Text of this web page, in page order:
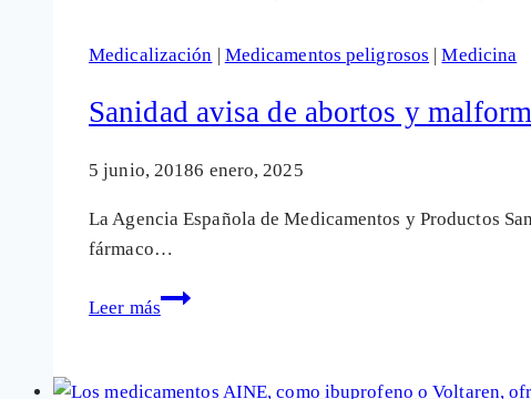
igual
eficaces
que
altas
nos
ahorramos
Medicalización | Medicamentos peligrosos |Medicina
Sanidad avisa de abortos y
5 junio, 20186 enero, 2025
La Agencia Española de Medicamentos y Productos
fármaco…
Leer más
Sanidad
abortos